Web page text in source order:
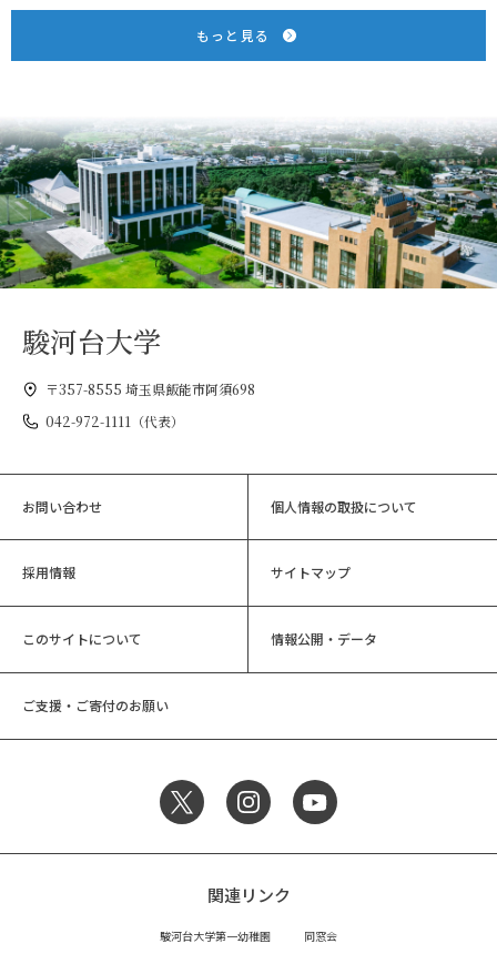
もっと見る
駿河台大学
〒357-8555 埼玉県飯能市阿須698
042-972-1111（代表）
お問い合わせ 個人情報の取扱について
採用情報 サイトマップ
このサイトについて 情報公開・データ
ご支援・ご寄付のお願い
関連リンク
駿河台大学第一幼稚園 同窓会